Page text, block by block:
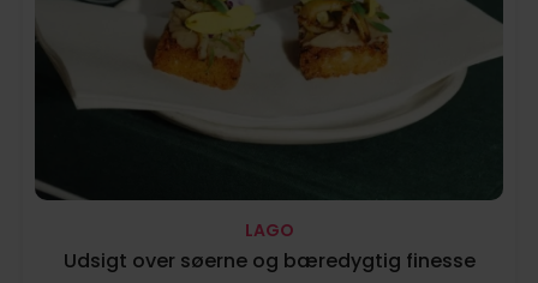
LAGO
Udsigt over søerne og bæredygtig finesse